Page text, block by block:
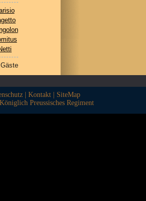
Kontakt
SiteMap
Preussisches Regiment